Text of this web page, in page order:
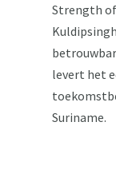
Strength
levert het
Suriname.